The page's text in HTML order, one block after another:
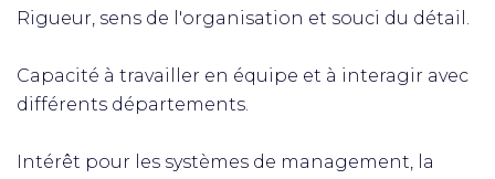
Rigueur, sens de l'organisation et souci du détail.
Capacité à travailler en équipe et à interagir avec
différents départements.
Intérêt pour les systèmes de management, la